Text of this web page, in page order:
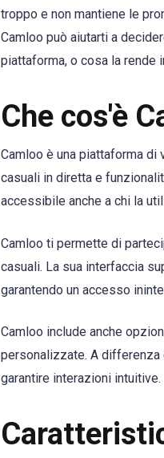
troppo e non mantiene le
Camloo può aiutarti a
piattaforma, o cosa la rende
Che cos'è
Camloo è una piattaforma
casuali in diretta e
accessibile anche a chi la
Camloo ti permette di
casuali. La sua interfaccia
garantendo un accesso
Camloo include anche
personalizzate. A
garantire interazioni intuitive.